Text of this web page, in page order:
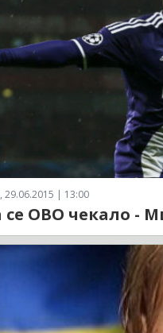
| 13:00
ОВО чекало -